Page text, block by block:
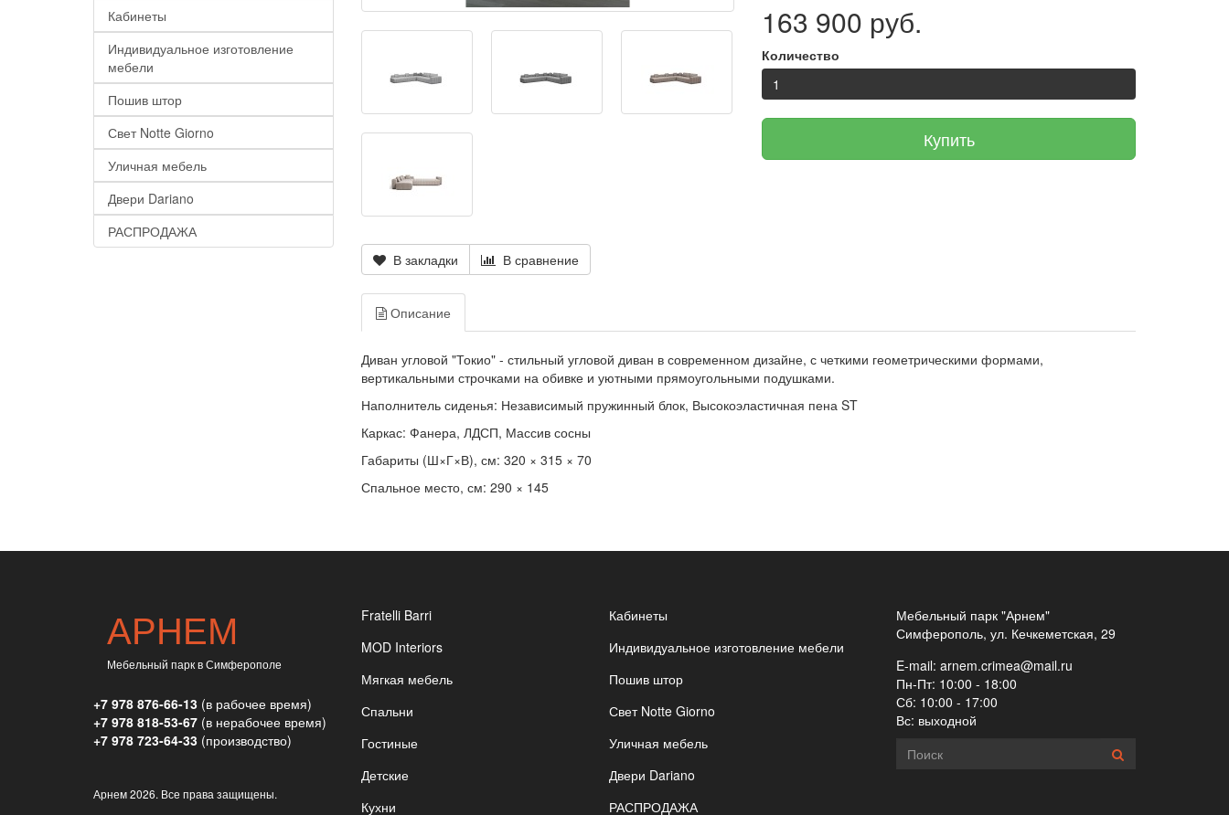
Кабинеты
Индивидуальное изготовление
мебели
Пошив штор
Свет Notte Giorno
Уличная мебель
Двери Dariano
РАСПРОДАЖА
В закладки В сравнение
163 900 руб.
Количество
Купить
Описание
Диван угловой "Токио" - стильный угловой диван в современном дизайне, с четкими геометрическими формами,
вертикальными строчками на обивке и уютными прямоугольными подушками.
Наполнитель сиденья: Независимый пружинный блок, Высокоэластичная пена ST
Каркас: Фанера, ЛДСП, Массив сосны
Габариты (Ш×Г×В), см: 320 × 315 × 70
Спальное место, см: 290 × 145
АРНЕМ
Мебельный парк в Симферополе
+7 978 876-66-13 (в рабочее время)
+7 978 818-53-67 (в нерабочее время)
+7 978 723-64-33 (производство)
Арнем2026. Все права защищены.
Fratelli Barri
MOD Interiors
Мягкая мебель
Спальни
Гостиные
Детские
Кухни
Кабинеты
Индивидуальное изготовление мебели
Пошив штор
Свет Notte Giorno
Уличная мебель
Двери Dariano
РАСПРОДАЖА
Мебельный парк "Арнем"
Симферополь, ул. Кечкеметская, 29
E-mail: arnem.crimea@mail.ru
Пн-Пт: 10:00 - 18:00
Сб: 10:00 - 17:00
Вс: выходной